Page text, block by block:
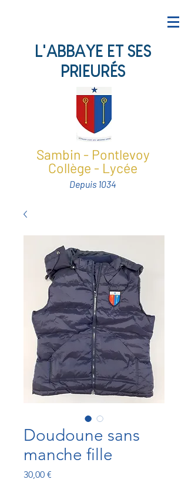
L'ABBAYE ET SES
PRIEURÉS
Sambin - Pontlevoy
Collège - Lycée
Depuis 1034
Doudoune sans
manche fille
30,00 €